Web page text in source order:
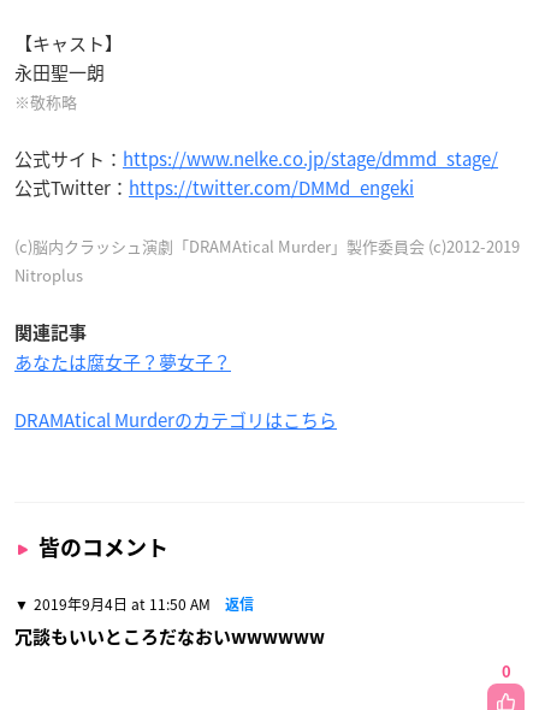
【キャスト】
永田聖一朗
※敬称略
公式サイト： https://www.nelke.co.jp/stage/dmmd_stage/
公式Twitter： https://twitter.com/DMMd_engeki
(c)脳内クラッシュ演劇「DRAMAtical Murder」製作委員会 (c)2012-2019
Nitroplus
関連記事
あなたは腐女子？夢女子？
DRAMAtical Murderのカテゴリはこちら
皆のコメント
2019年9月4日 at 11:50 AM 返信
冗談もいいところだなおいwwwwww
0